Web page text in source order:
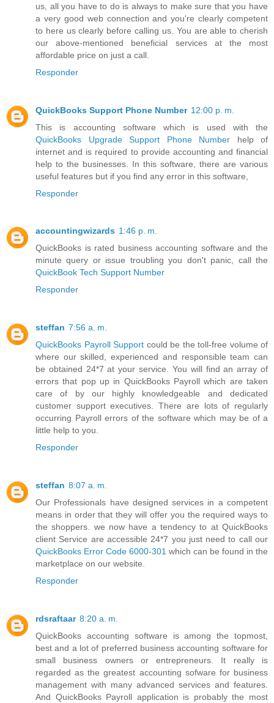
us, all you have to do is always to make sure that you have
a very good web connection and you're clearly competent
to here us clearly before calling us. You are able to cherish
our above-mentioned beneficial services at the most
affordable price on just a call.
Responder
QuickBooks Support Phone Number 12:00 p. m.
This is accounting software which is used with the
QuickBooks Upgrade Support Phone Number help of
internet and is required to provide accounting and financial
help to the businesses. In this software, there are various
useful features but if you find any error in this software,
Responder
accountingwizards 1:46 p. m.
QuickBooks is rated business accounting software and the
minute query or issue troubling you don't panic, call the
QuickBook Tech Support Number
Responder
steffan 7:56 a. m.
QuickBooks Payroll Support could be the toll-free volume of
where our skilled, experienced and responsible team can
be obtained 24*7 at your service. You will find an array of
errors that pop up in QuickBooks Payroll which are taken
care of by our highly knowledgeable and dedicated
customer support executives. There are lots of regularly
occurring Payroll errors of the software which may be of a
little help to you.
Responder
steffan 8:07 a. m.
Our Professionals have designed services in a competent
means in order that they will offer you the required ways to
the shoppers. we now have a tendency to at QuickBooks
client Service are accessible 24*7 you just need to call our
QuickBooks Error Code 6000-301 which can be found in the
marketplace on our website.
Responder
rdsraftaar 8:20 a. m.
QuickBooks accounting software is among the topmost,
best and a lot of preferred business accounting software for
small business owners or entrepreneurs. It really is
regarded as the greatest accounting sofware for business
management with many advanced services and features.
And QuickBooks Payroll application is probably the most